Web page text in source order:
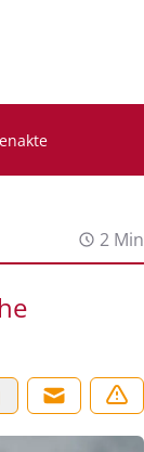
2 Min